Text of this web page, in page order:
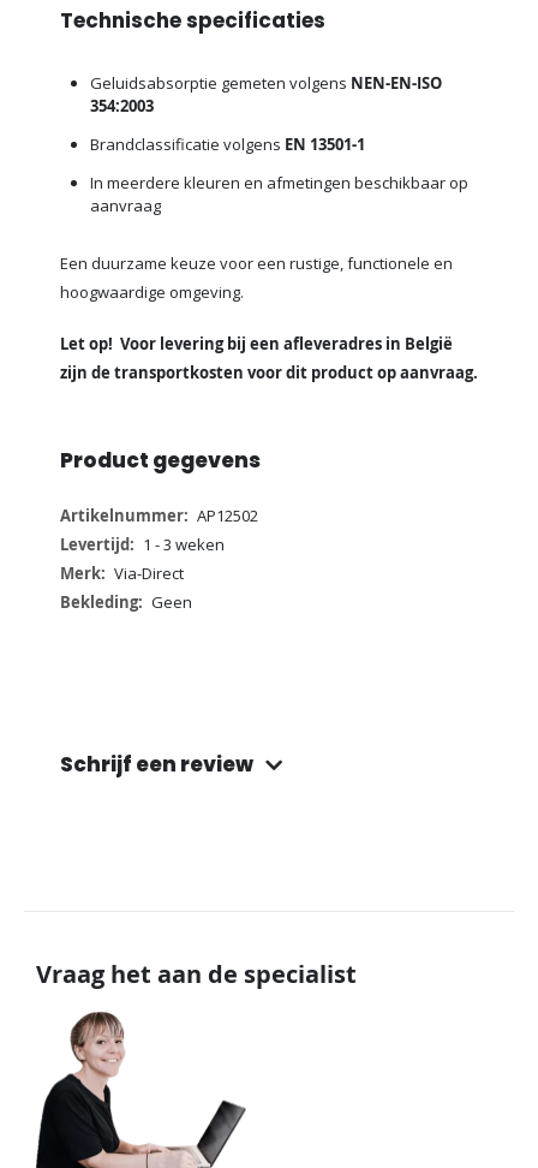
Technische specificaties
Geluidsabsorptie gemeten volgens NEN-EN-ISO
354:2003
Brandclassificatie volgens EN 13501-1
In meerdere kleuren en afmetingen beschikbaar op
aanvraag
Een duurzame keuze voor een rustige, functionele en
hoogwaardige omgeving.
Let op! Voor levering bij een afleveradres in België
zijn de transportkosten voor dit product op aanvraag.
Product gegevens
Meer
informatie
AP12502
1 - 3 weken
Via-Direct
Geen
Schrijf een review
Vraag het aan de specialist